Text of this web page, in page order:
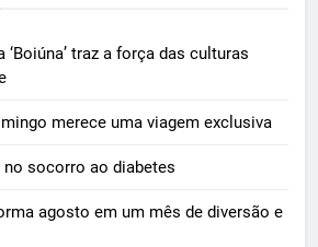
‘Boiúna’ traz a força das culturas
merece uma viagem exclusiva
socorro ao diabetes
agosto em um mês de diversão e